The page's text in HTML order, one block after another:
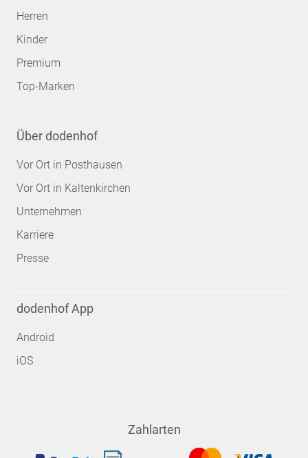
Herren
Kinder
Premium
Top-Marken
Über dodenhof
Vor Ort in Posthausen
Vor Ort in Kaltenkirchen
Unternehmen
Karriere
Presse
dodenhof App
Android
iOS
Zahlarten